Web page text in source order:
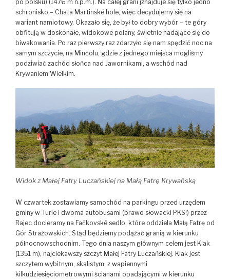
po polsku) (1476 m n.p.m.). Na całej grani jznajduje się tylko jedno
schronisko – Chata Martinské hole, więc decydujemy się na
wariant namiotowy. Okazało się, że był to dobry wybór – te góry
obfitują w doskonałe, widokowe polany, świetnie nadające się do
biwakowania. Po raz pierwszy raz zdarzyło się nam spędzić noc na
samym szczycie, na Minčolu, gdzie z jednego miejsca mogliśmy
podziwiać zachód słońca nad Jawornikami, a wschód nad
Krywaniem Wielkim.
Widok z Małej Fatry Luczańskiej na Małą Fatrę Krywańską
W czwartek zostawiamy samochód na parkingu przed urzędem
gminy w Turie i dwoma autobusami (brawo słowacki PKS!) przez
Rajec docieramy na Fačkovské sedlo, które oddziela Małą Fatrę od
Gór Strażowskich. Stąd będziemy podążać granią w kierunku
północnowschodnim. Tego dnia naszym głównym celem jest Kľak
(1351 m), najciekawszy szczyt Małej Fatry Luczańskiej. Kľak jest
szczytem wybitnym, skalistym, z wapiennymi
kilkudziesięciometrowymi ścianami opadającymi w kierunku